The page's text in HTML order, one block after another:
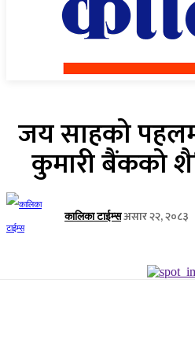
जय साहको
कुमारी बैंकको
कालिका टाईम्सअसार २२, २०८३